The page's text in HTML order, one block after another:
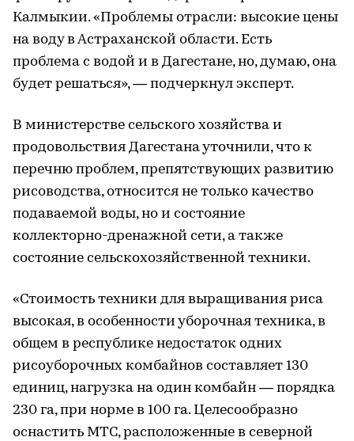
Калмыкии. «Проблемы отрасли: высокие цены
на воду в Астраханской области. Есть
проблема с водой и в Дагестане, но, думаю, она
будет решаться», — подчеркнул эксперт.
В министерстве сельского хозяйства и
продовольствия Дагестана уточнили, что к
перечню проблем, препятствующих развитию
рисоводства, относится не только качество
подаваемой воды, но и состояние
коллекторно-дренажной сети, а также
состояние сельскохозяйственной техники.
«Стоимость техники для выращивания риса
высокая, в особенности уборочная техника, в
общем в республике недостаток одних
рисоуборочных комбайнов составляет 130
единиц, нагрузка на один комбайн — порядка
230 га, при норме в 100 га. Целесообразно
оснастить МТС, расположенные в северной